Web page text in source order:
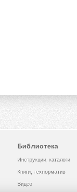
Библиотека
Инструкции, каталоги
Книги, технорматив
Видео